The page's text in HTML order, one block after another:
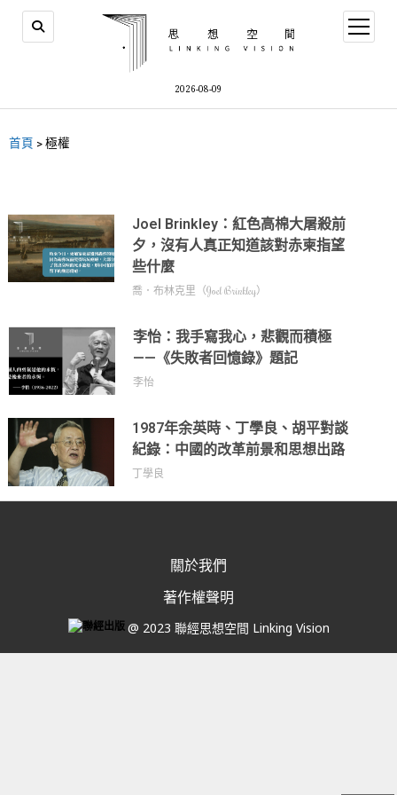
2026-08-09
首頁 >極權
Joel Brinkley：紅色高棉大屠殺前
夕，沒有人真正知道該對赤柬指望
些什麼
喬．布林克里（Joel Brinkley）
李怡：我手寫我心，悲觀而積極
——《失敗者回憶錄》題記
李怡
1987年余英時、丁學良、胡平對談
紀錄：中國的改革前景和思想出路
丁學良
關於我們
著作權聲明
@ 2023 聯經思想空間 Linking Vision